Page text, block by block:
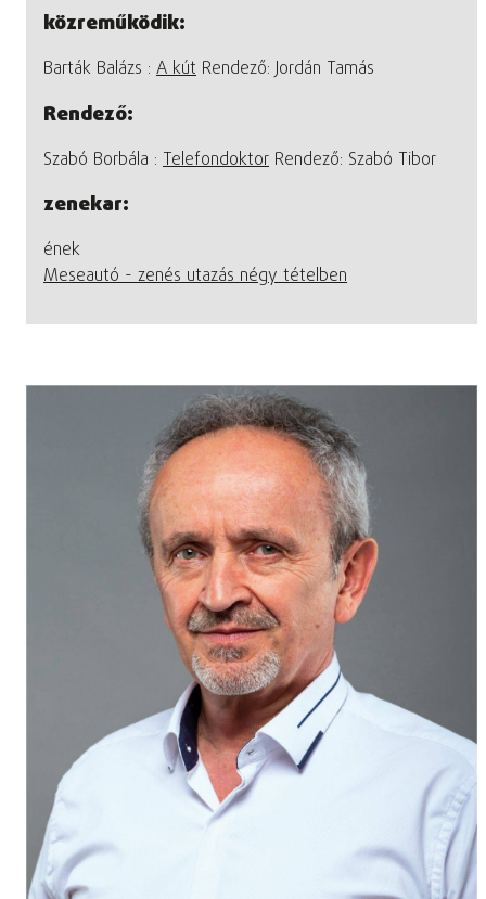
közreműködik:
Barták Balázs : A kút Rendező: Jordán Tamás
Rendező:
Szabó Borbála : Telefondoktor Rendező: Szabó Tibor
zenekar:
ének
Meseautó - zenés utazás négy tételben